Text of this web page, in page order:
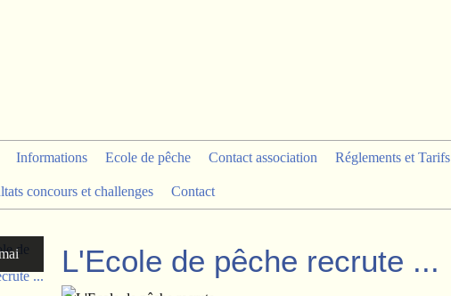
Informations Ecole de pêche Contact association Réglements et Tarifs
concours et challenges Contact
L'Ecole de pêche recrute ...